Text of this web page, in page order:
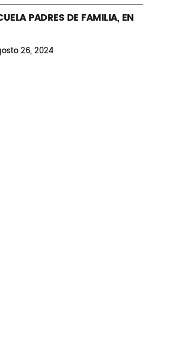
PADRES DE FAMILIA, EN
26, 2024